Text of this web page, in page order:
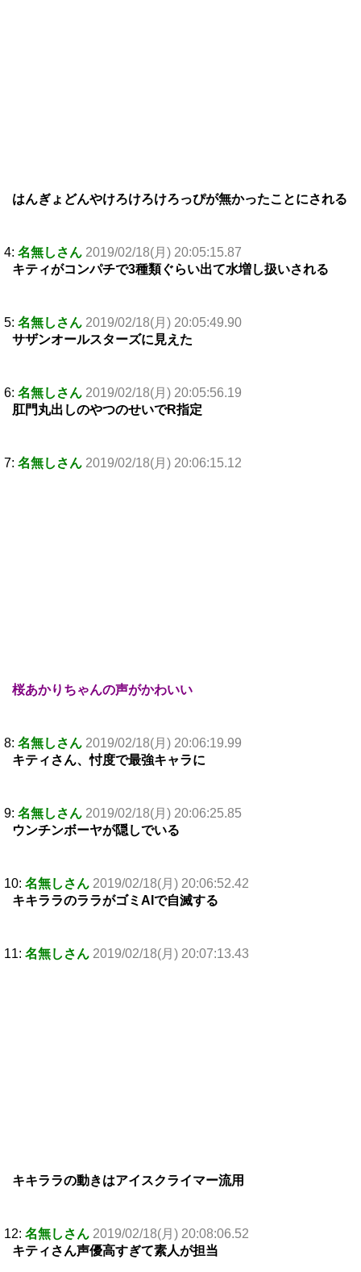
はんぎょどんやけろけろけろっぴが無かったことにされる
4: 名無しさん 2019/02/18(月) 20:05:15.87
キティがコンパチで3種類ぐらい出て水増し扱いされる
5: 名無しさん 2019/02/18(月) 20:05:49.90
サザンオールスターズに見えた
6: 名無しさん 2019/02/18(月) 20:05:56.19
肛門丸出しのやつのせいでR指定
7: 名無しさん 2019/02/18(月) 20:06:15.12
桜あかりちゃんの声がかわいい
8: 名無しさん 2019/02/18(月) 20:06:19.99
キティさん、忖度で最強キャラに
9: 名無しさん 2019/02/18(月) 20:06:25.85
ウンチンボーヤが隠しでいる
10: 名無しさん 2019/02/18(月) 20:06:52.42
キキララのララがゴミAIで自滅する
11: 名無しさん 2019/02/18(月) 20:07:13.43
キキララの動きはアイスクライマー流用
12: 名無しさん 2019/02/18(月) 20:08:06.52
キティさん声優高すぎて素人が担当